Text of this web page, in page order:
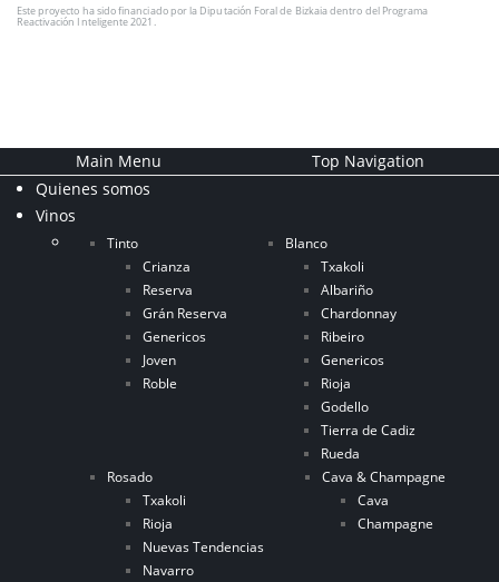
Este proyecto ha sido financiado por la Diputación Foral de Bizkaia dentro del Programa
Reactivación Inteligente 2021.
Main Menu
Top Navigation
Quienes somos
Vinos
Tinto
Crianza
Reserva
Grán Reserva
Genericos
Joven
Roble
Blanco
Txakoli
Albariño
Chardonnay
Ribeiro
Genericos
Rioja
Godello
Tierra de Cadiz
Rueda
Rosado
Txakoli
Rioja
Nuevas Tendencias
Navarro
Cava & Champagne
Cava
Champagne